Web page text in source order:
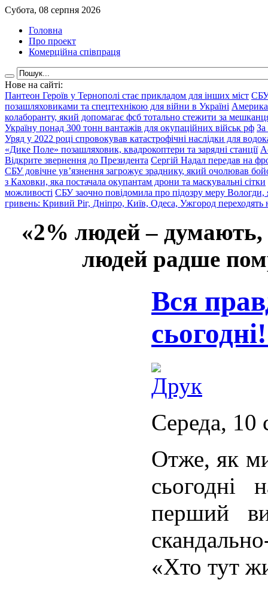
Субота, 08 серпня 2026
Головна
Про проект
Комерційна співпраця
Нове на сайті:
Пантеон Героїв у Тернополі стає прикладом для інших міст СБУ
позашляховиками та спецтехнікою для війни в Україні
колаборанту, який допомагає фсб тотально стежити за
Україну понад 300 тонн вантажів для окупаційних військ рф За
Уряд у 2022 році спровокував катастрофічні наслідки для
«Дике Поле» позашляховик, квадрокоптери та зарядні станції
Відкрите звернення до Президента Сергій Надал передав на
СБУ довічне ув’язнення загрожує зраднику, який очолював
з Каховки, яка постачала окупантам дрони та маскувальні сітки
можливості СБУ заочно повідомила про підозру меру Вологди,
гривень: Кривий Ріг, Дніпро, Київ, Одеса, Ужгород переходять
«2% людей –
людей радше
Вся
Середа, 10
Отже, як
сьогодні
перший
«Хто тут